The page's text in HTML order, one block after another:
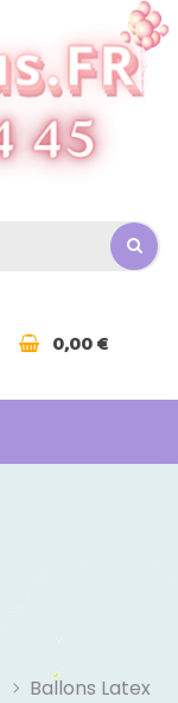
0,00 €
Ballons Latex